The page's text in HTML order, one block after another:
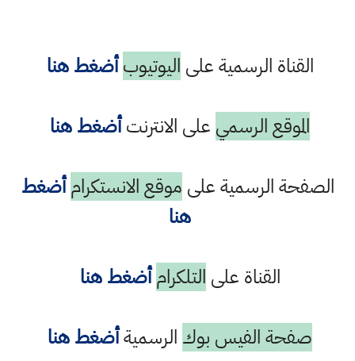
القناة الرسمية على اليوتيوب أضغط هنا
الموقع الرسمي على الانترنتأضغط هنا
الصفحة الرسمية على موقع الانستكرام أضغط
هنا
القناة على التلكرام أضغط هنا
صفحة الفيس بوك الرسميةأضغط هنا